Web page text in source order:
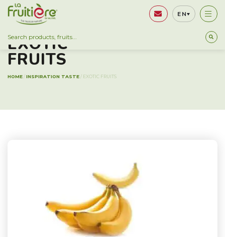
EN
EXOTIC
FRUITS
HOME /INSPIRATION TASTE / EXOTIC FRUITS